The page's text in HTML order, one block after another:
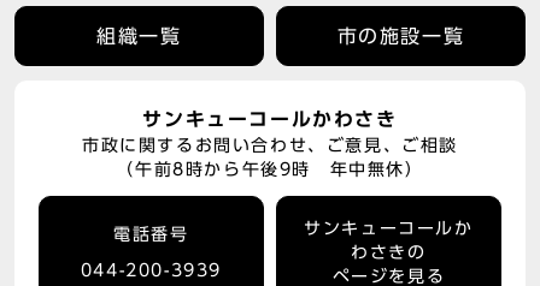
組織一覧 市の施設一覧
サンキューコールかわさき
市政に関するお問い合わせ、ご意見、ご相談
（午前8時から午後9時 年中無休）
電話番号
044-200-3939
サンキューコールか
わさきの
ページを見る